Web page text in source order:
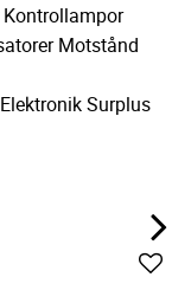
Motstånd
Surplus